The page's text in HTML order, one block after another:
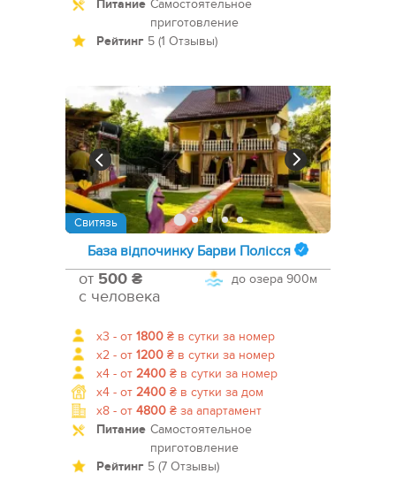
Питание Самостоятельное
приготовление
Рейтинг 5 (1 Отзывы)
Свитязь
База відпочинку Барви Полісся
до озера 900м
от 500 ₴
с человека
x3 - от 1800 ₴ в сутки за номер
x2 - от 1200 ₴ в сутки за номер
x4 - от 2400 ₴ в сутки за номер
x4 - от 2400 ₴ в сутки за дом
x8 - от 4800 ₴ за апартамент
Питание Самостоятельное
приготовление
Рейтинг 5 (7 Отзывы)